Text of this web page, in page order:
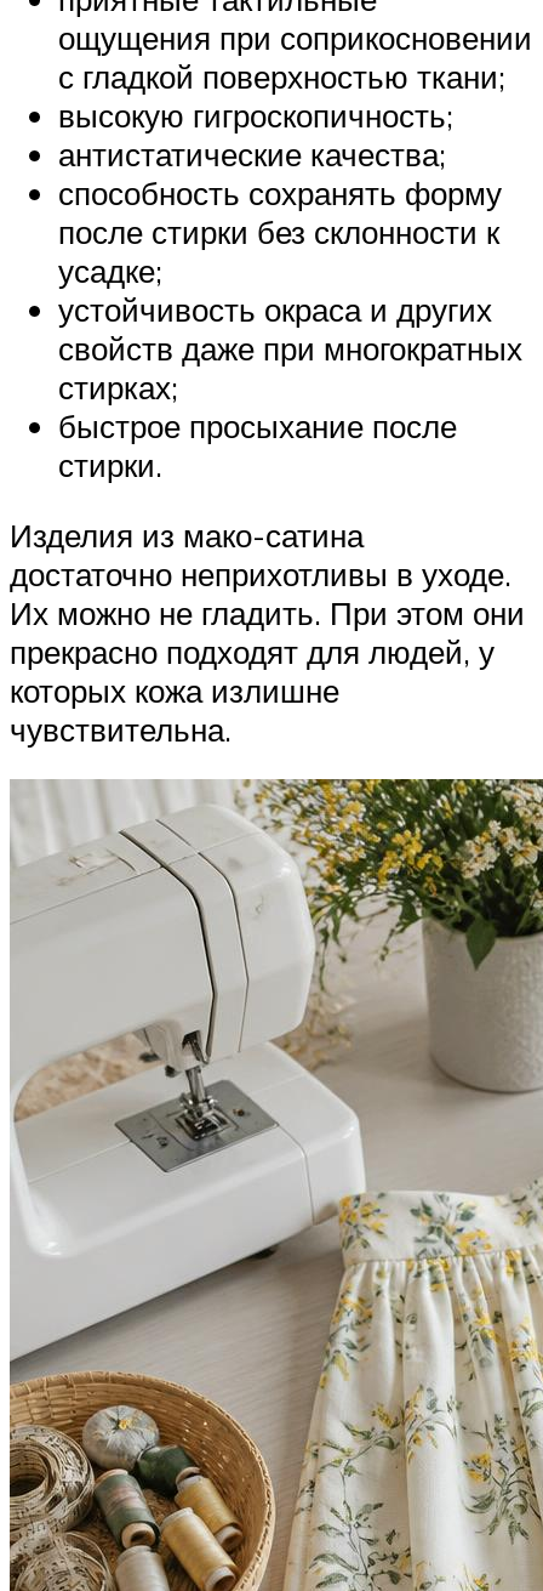
ощущения при соприкосновении
с гладкой поверхностью ткани;
высокую гигроскопичность;
антистатические качества;
способность сохранять форму
после стирки без склонности к
усадке;
устойчивость окраса и других
свойств даже при многократных
стирках;
быстрое просыхание после
стирки.
Изделия из мако-сатина
достаточно неприхотливы в уходе.
Их можно не гладить. При этом они
прекрасно подходят для людей, у
которых кожа излишне
чувствительна.